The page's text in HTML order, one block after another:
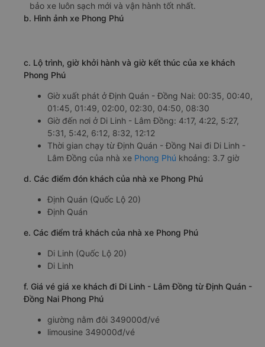
bảo xe luôn sạch mới và vận hành tốt nhất.
b. Hình ảnh xe Phong Phú
c. Lộ trình, giờ khởi hành và giờ kết thúc của xe khách
Phong Phú
Giờ xuất phát ở Định Quán - Đồng Nai: 00:35, 00:40,
01:45, 01:49, 02:00, 02:30, 04:50, 08:30
Giờ đến nơi ở Di Linh - Lâm Đồng: 4:17, 4:22, 5:27,
5:31, 5:42, 6:12, 8:32, 12:12
Thời gian chạy từ Định Quán - Đồng Nai đi Di Linh -
Lâm Đồng của nhà xe Phong Phú khoảng: 3.7 giờ
d. Các điểm đón khách của nhà xe Phong Phú
Định Quán (Quốc Lộ 20)
Định Quán
e. Các điểm trả khách của nhà xe Phong Phú
Di Linh (Quốc Lộ 20)
Di Linh
f. Giá vé giá xe khách đi Di Linh - Lâm Đồng từ Định Quán -
Đồng Nai Phong Phú
giường nằm đôi 349000đ/vé
limousine 349000đ/vé